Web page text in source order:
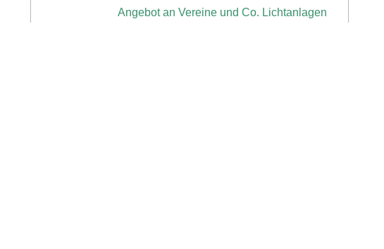
Angebot an Vereine und Co. Lichtanlagen